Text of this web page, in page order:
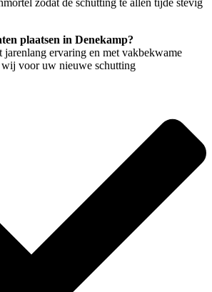
zodat de schutting te allen tijde stevig
plaatsen in Denekamp?
ervaring en met vakbekwame
wij voor uw nieuwe schutting